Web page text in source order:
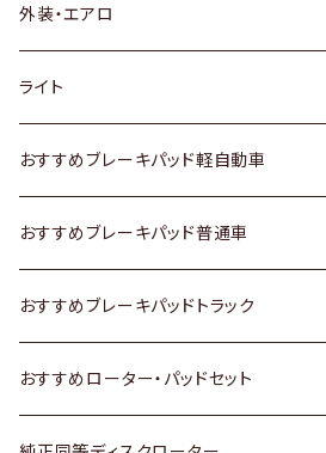
トヨタ
ホンダ
スズキ
日産
いすゞ
ダイハツ
外装・エアロ
トヨタ
ホンダ
スズキ
日産
いすゞ
ライト
トヨタ
スズキ
日産
いすゞ
おすすめブレーキパッド軽自動車
トヨタ
ホンダ
スズキ
おすすめブレーキパッド普通車
トヨタ
ホンダ
おすすめブレーキパッドトラック
トヨタ
おすすめローター・パッドセット